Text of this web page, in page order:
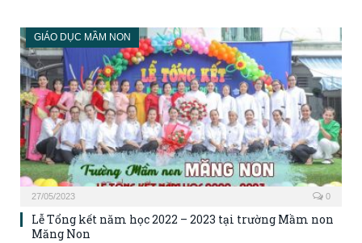
GIÁO DỤC MẦM NON
27/05/2023 0
Lễ Tổng kết năm học 2022 – 2023 tại trường Mầm non
Măng Non